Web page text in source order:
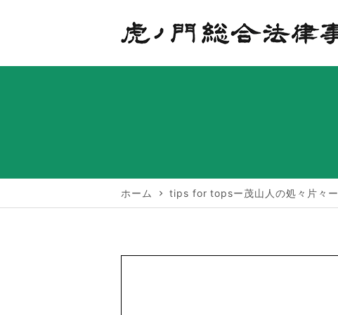
ホーム chevron_right tips for topsー茂山人の処々片々ー